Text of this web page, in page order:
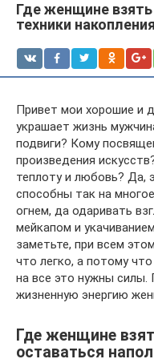
Где женщине
техники
Привет мои хорошие и
украшает жизнь
подвиги? Кому
произведения
теплоту и любовь?
способны так на
огнем, да одаривать
мейкапом и
заметьте, при всем
что легко, а потому
на все это нужны силы.
жизненную энергию
Где женщине
оставаться